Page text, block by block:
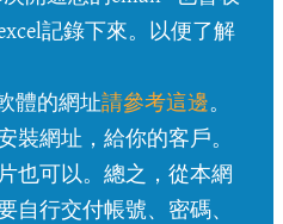
記錄下來。以便了解
體的網址請參考這邊。
裝網址，給你的客戶。
也可以。總之，從本網
自行交付帳號、密碼、